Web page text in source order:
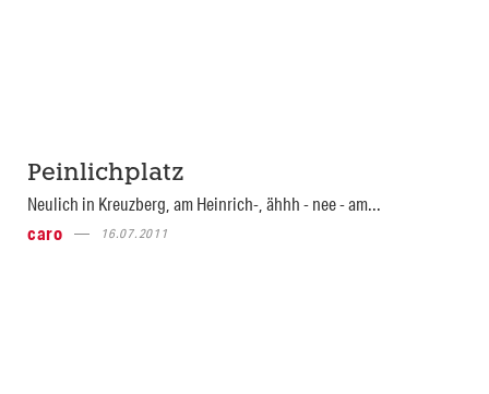
Peinlichplatz
Neulich in Kreuzberg, am Heinrich-, ähhh - nee - am...
caro
16.07.2011